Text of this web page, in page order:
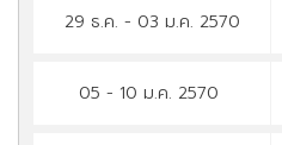
29 ธ.ค. - 03 ม.ค. 2570
05 - 10 ม.ค. 2570